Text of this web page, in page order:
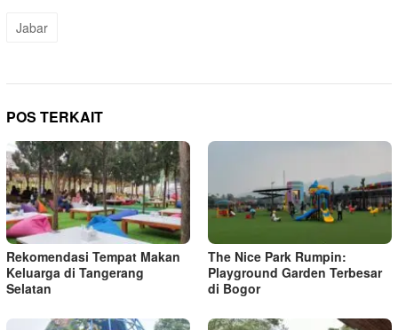
Jabar
POS TERKAIT
Rekomendasi Tempat Makan
Keluarga di Tangerang
Selatan
The Nice Park Rumpin:
Playground Garden Terbesar
di Bogor